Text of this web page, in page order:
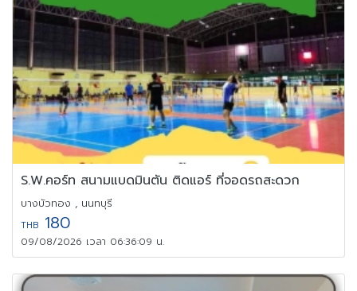
S.W.คอร์ท สนามแบดมินตัน ติดแอร์ ที่จอดรถสะดวก
บางบัวทอง , นนทบุรี
THB 180
09/08/2026 เวลา 06:36:09 น.